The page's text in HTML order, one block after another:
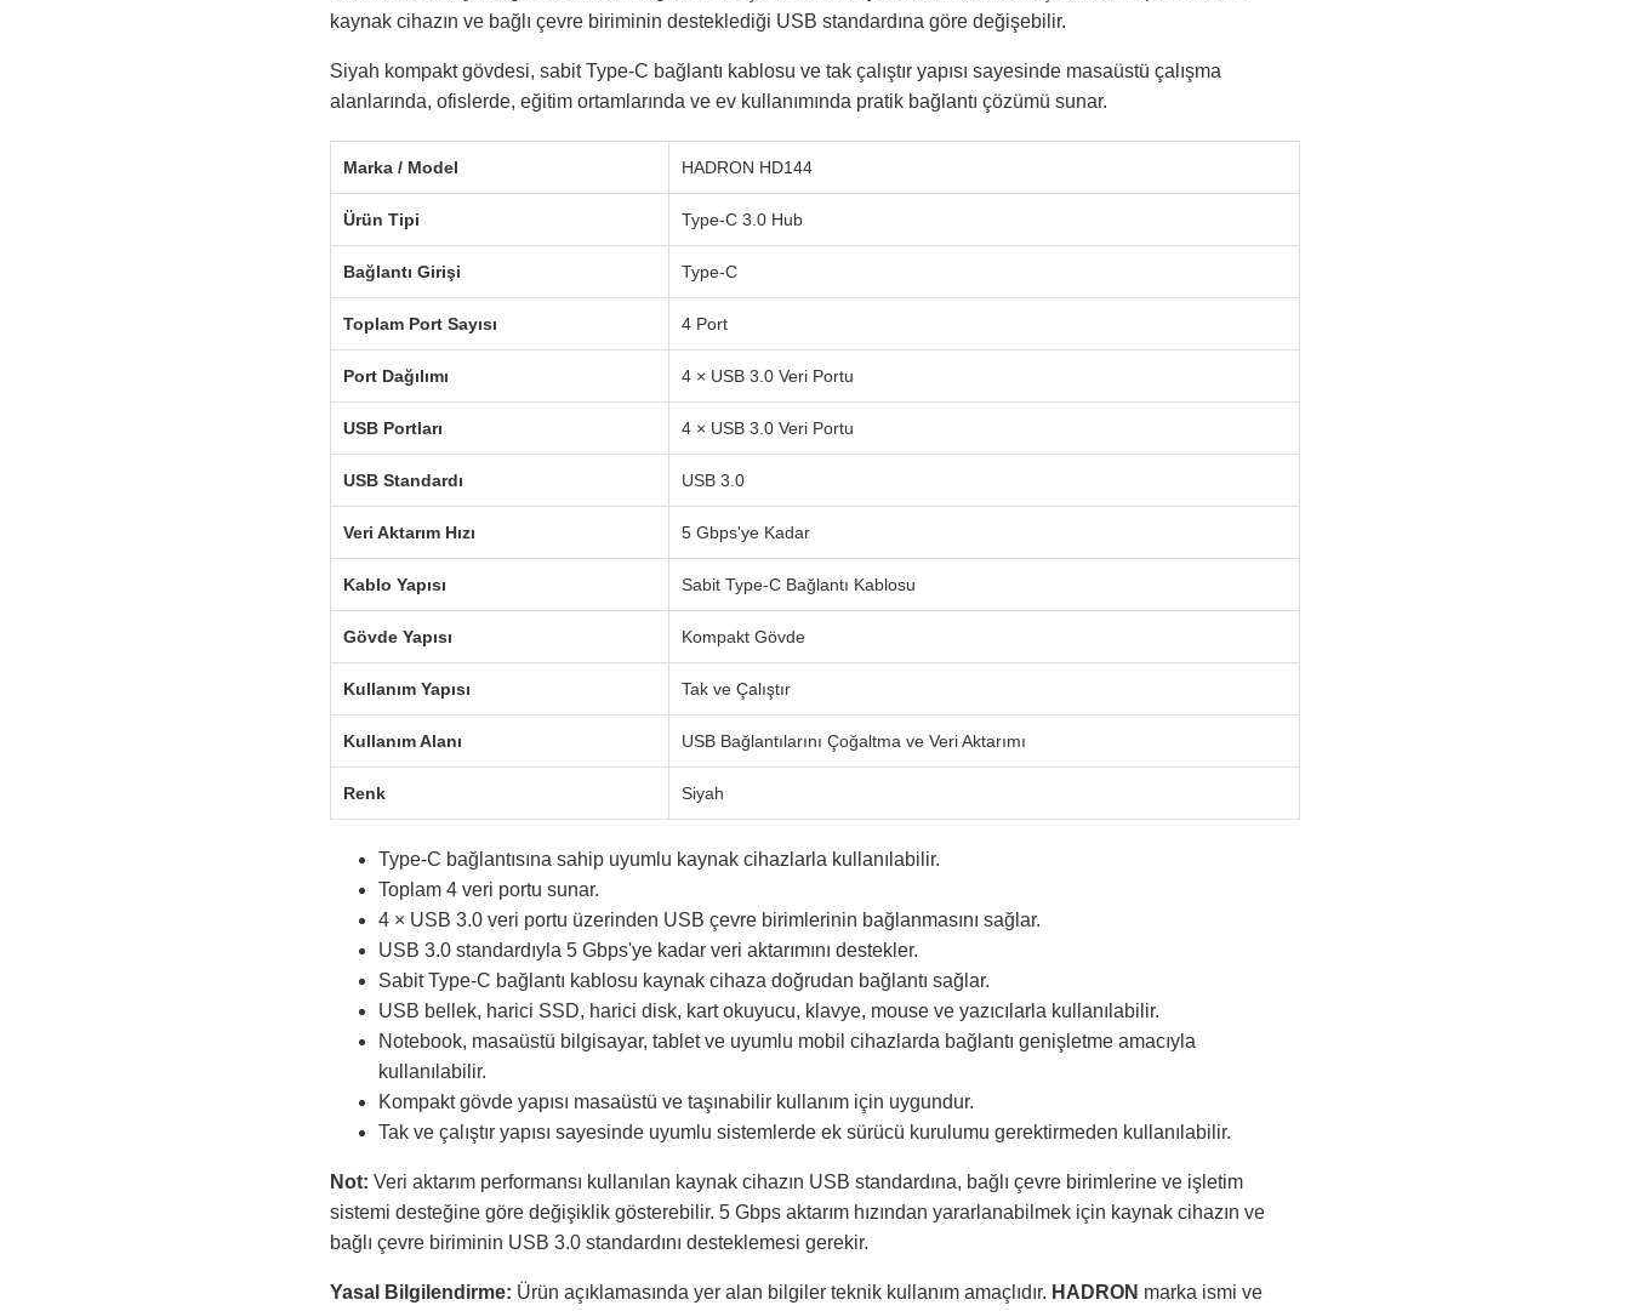
kaynak cihazın ve bağlı çevre biriminin desteklediği USB standardına göre değişebilir.
Siyah kompakt gövdesi, sabit Type-C bağlantı kablosu ve tak çalıştır yapısı sayesinde masaüstü çalışma
alanlarında, ofislerde, eğitim ortamlarında ve ev kullanımında pratik bağlantı çözümü sunar.
Marka / Model HADRON HD144
Ürün Tipi Type-C 3.0 Hub
Bağlantı Girişi Type-C
Toplam Port Sayısı 4 Port
Port Dağılımı 4 × USB 3.0 Veri Portu
USB Portları 4 × USB 3.0 Veri Portu
USB Standardı USB 3.0
Veri Aktarım Hızı 5 Gbps'ye Kadar
Kablo Yapısı Sabit Type-C Bağlantı Kablosu
Gövde Yapısı Kompakt Gövde
Kullanım Yapısı Tak ve Çalıştır
Kullanım Alanı USB Bağlantılarını Çoğaltma ve Veri Aktarımı
Renk Siyah
Type-C bağlantısına sahip uyumlu kaynak cihazlarla kullanılabilir.
Toplam 4 veri portu sunar.
4 × USB 3.0 veri portu üzerinden USB çevre birimlerinin bağlanmasını sağlar.
USB 3.0 standardıyla 5 Gbps'ye kadar veri aktarımını destekler.
Sabit Type-C bağlantı kablosu kaynak cihaza doğrudan bağlantı sağlar.
USB bellek, harici SSD, harici disk, kart okuyucu, klavye, mouse ve yazıcılarla kullanılabilir.
Notebook, masaüstü bilgisayar, tablet ve uyumlu mobil cihazlarda bağlantı genişletme amacıyla
kullanılabilir.
Kompakt gövde yapısı masaüstü ve taşınabilir kullanım için uygundur.
Tak ve çalıştır yapısı sayesinde uyumlu sistemlerde ek sürücü kurulumu gerektirmeden kullanılabilir.
Not: Veri aktarım performansı kullanılan kaynak cihazın USB standardına, bağlı çevre birimlerine ve işletim
sistemi desteğine göre değişiklik gösterebilir. 5 Gbps aktarım hızından yararlanabilmek için kaynak cihazın ve
bağlı çevre biriminin USB 3.0 standardını desteklemesi gerekir.
Yasal Bilgilendirme: Ürün açıklamasında yer alan bilgiler teknik kullanım amaçlıdır. HADRON marka ismi ve